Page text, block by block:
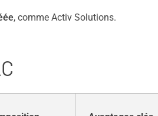
, comme Activ Solutions.